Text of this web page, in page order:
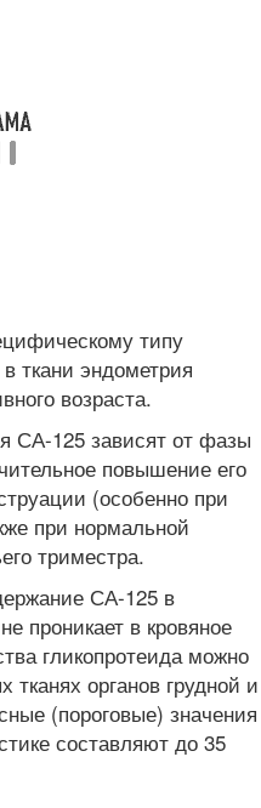
типу
ткани эндометрия
возраста.
СА-125 зависят от фазы
повышение его
(особенно при
при нормальной
триместра.
СА-125 в
проникает в кровяное
гликопротеида можно
органов грудной и
(пороговые) значения
составляют до 35